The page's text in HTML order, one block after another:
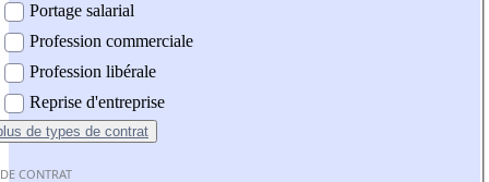
Portage salarial
Profession commerciale
Profession libérale
Reprise d'entreprise
de types de contrat
CONTRAT